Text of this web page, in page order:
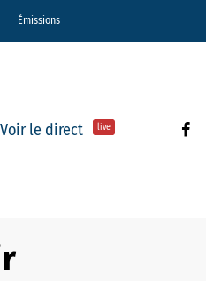
Émissions
Voir le direct live